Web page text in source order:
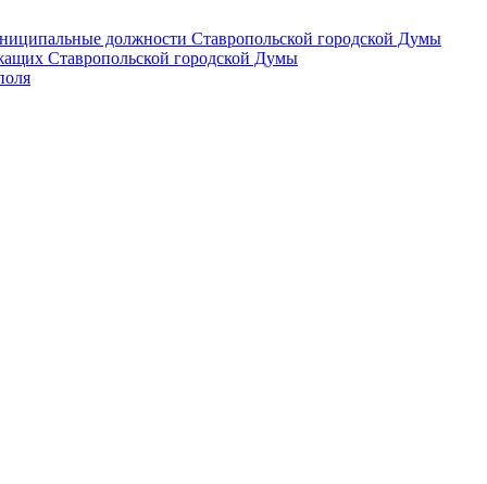
должности Ставропольской городской Думы
Ставропольской городской Думы